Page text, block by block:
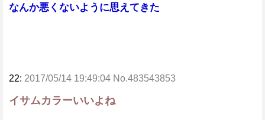
なんか悪くないように思えてきた
22: 2017/05/14 19:49:04 No.483543853
イサムカラーいいよね